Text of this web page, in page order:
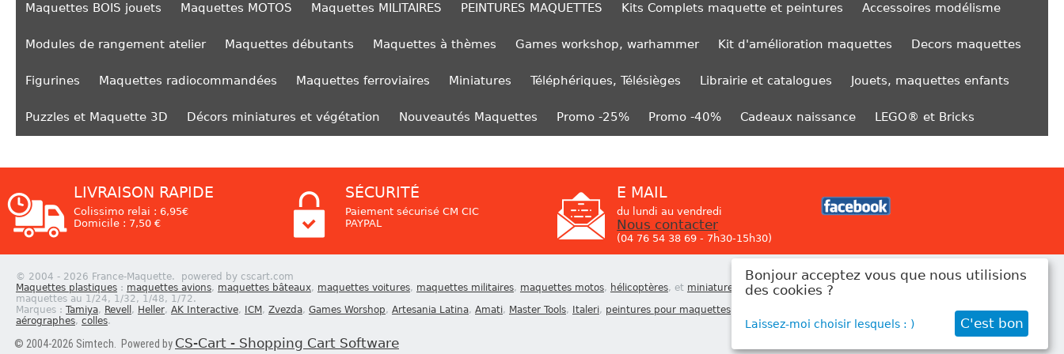
Maquettes BOIS jouets Maquettes MOTOS Maquettes MILITAIRES PEINTURES MAQUETTES Kits Complets maquette et peintures Accessoires modélisme
Modules de rangement atelier Maquettes débutants Maquettes à thèmes Games workshop, warhammer Kit d'amélioration maquettes Decors maquettes
Figurines Maquettes radiocommandées Maquettes ferroviaires Miniatures Téléphériques, Télésièges Librairie et catalogues Jouets, maquettes enfants
Puzzles et Maquette 3D Décors miniatures et végétation Nouveautés Maquettes Promo -25% Promo -40% Cadeaux naissance LEGO® et Bricks
LIVRAISON RAPIDE
Colissimo relai : 6,95€
Domicile : 7,50 €
SÉCURITÉ
Paiement sécurisé CM CIC
PAYPAL
E MAIL
du lundi au vendredi
Nous contacter
(04 76 54 38 69 - 7h30-15h30)
© 2004 - 2026 France-Maquette. powered by cscart.com
Maquettes plastiques : maquettes avions, maquettes bâteaux, maquettes voitures, maquettes militaires, maquettes motos, hélicoptères, et miniatures
maquettes au 1/24, 1/32, 1/48, 1/72.
Marques : Tamiya, Revell , Heller, AK Interactive, ICM , Zvezda, Games Worshop, Artesania Latina, Amati, Master Tools, Italeri, peintures pour maquettes
aérographes, colles.
© 2004-2026 Simtech. Powered by CS-Cart - Shopping Cart Software
Newsletter
Bonjour acceptez vous que nous utilisions
des cookies ?
Laissez-moi choisir lesquels : ) C'est bon